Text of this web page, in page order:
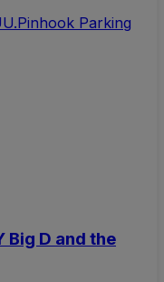
Pinhook Parking
Big D and the